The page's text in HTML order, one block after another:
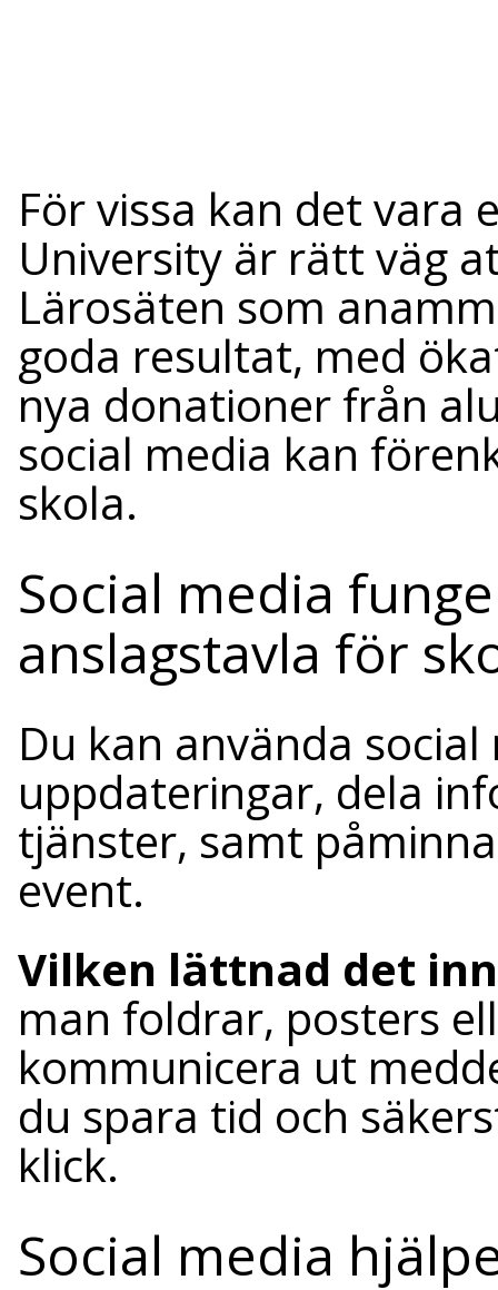
För vissa kan det vara
University är rätt väg
Lärosäten som
goda resultat, med
nya donationer från
social media kan
skola.
Social media
anslagstavla för
Du kan använda
uppdateringar, dela
tjänster, samt
event.
Vilken lättnad det
man foldrar, posters
kommunicera ut
du spara tid och
klick.
Social media